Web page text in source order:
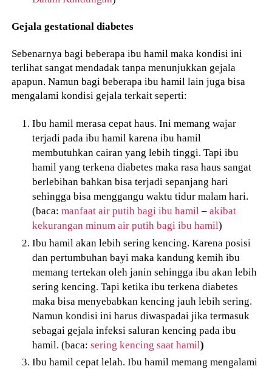
Gejala gestational diabetes
Sebenarnya bagi beberapa ibu hamil maka kondisi ini
terlihat sangat mendadak tanpa menunjukkan gejala
apapun. Namun bagi beberapa ibu hamil lain juga bisa
mengalami kondisi gejala terkait seperti:
Ibu hamil merasa cepat haus. Ini memang wajar
terjadi pada ibu hamil karena ibu hamil
membutuhkan cairan yang lebih tinggi. Tapi ibu
hamil yang terkena diabetes maka rasa haus sangat
berlebihan bahkan bisa terjadi sepanjang hari
sehingga bisa menggangu waktu tidur malam hari.
(baca:manfaat air putih bagi ibu hamil –akibat
kekurangan minum air putih bagi ibu hamil)
Ibu hamil akan lebih sering kencing. Karena posisi
dan pertumbuhan bayi maka kandung kemih ibu
memang tertekan oleh janin sehingga ibu akan lebih
sering kencing. Tapi ketika ibu terkena diabetes
maka bisa menyebabkan kencing jauh lebih sering.
Namun kondisi ini harus diwaspadai jika termasuk
sebagai gejala infeksi saluran kencing pada ibu
hamil. (baca:sering kencing saat hamil)
Ibu hamil cepat lelah. Ibu hamil memang mengalami